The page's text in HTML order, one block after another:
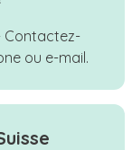
Contactez-
ou e-mail.